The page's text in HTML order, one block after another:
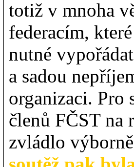
totiž v mnoha
federacím,
nutné
a sadou
organizaci. Pro
členů FČST na
zvládlo